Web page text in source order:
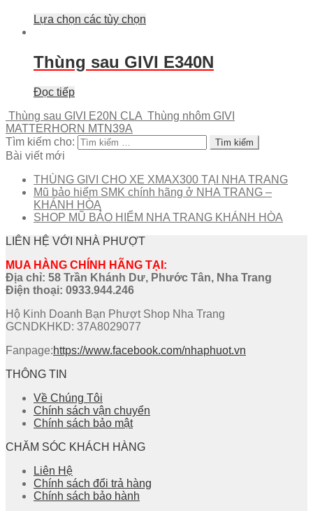
Lựa chọn các tùy chọn
Thùng sau GIVI E340N
Đọc tiếp
Thùng sau GIVI E20N CLA Thùng nhôm GIVI
MATTERHORN MTN39A
Tìm kiếm cho:
Bài viết mới
THÙNG GIVI CHO XE XMAX300 TẠI NHA TRANG
Mũ bảo hiểm SMK chính hãng ở NHA TRANG –
KHÁNH HÒA
SHOP MŨ BẢO HIỂM NHA TRANG KHÁNH HÒA
LIÊN HỆ VỚI NHÀ PHƯỢT
MUA HÀNG CHÍNH HÃNG TẠI:
Địa chỉ: 58 Trần Khánh Dư, Phước Tân, Nha Trang
Điện thoại: 0933.944.246
Hộ Kinh Doanh Bạn Phượt Shop Nha Trang
GCNDKHKD: 37A8029077
Fanpage:https://www.facebook.com/nhaphuot.vn
THÔNG TIN
Về Chúng Tôi
Chính sách vận chuyển
Chính sách bảo mật
CHĂM SÓC KHÁCH HÀNG
Liên Hệ
Chính sách đổi trả hàng
Chính sách bảo hành